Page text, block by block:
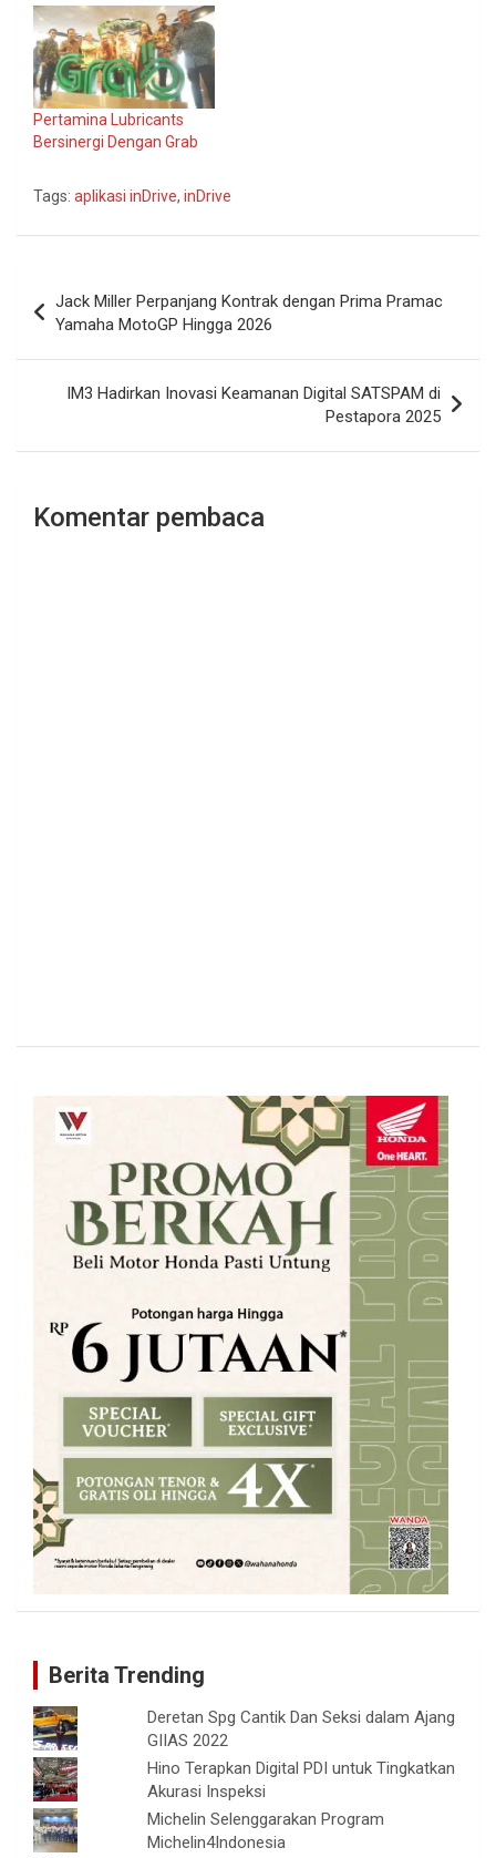
Pertamina Lubricants
Bersinergi Dengan Grab
Tags: aplikasi inDrive, inDrive
pos
Jack Miller Perpanjang Kontrak dengan Prima Pramac
Yamaha MotoGP Hingga 2026
IM3 Hadirkan Inovasi Keamanan Digital SATSPAM di
Pestapora 2025
Komentar pembaca
Berita Trending
Deretan Spg Cantik Dan Seksi dalam Ajang
GIIAS 2022
Hino Terapkan Digital PDI untuk Tingkatkan
Akurasi Inspeksi
Michelin Selenggarakan Program
Michelin4Indonesia